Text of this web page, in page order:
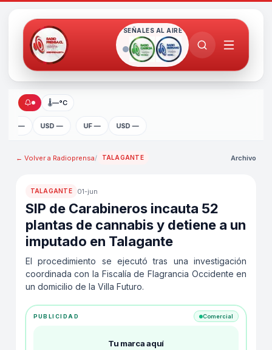
SEÑALES AL AIRE
🌡—°C
UF — USD — UF — USD —
← Volver a Radioprensa/ TALAGANTE Archivo
TALAGANTE 01-jun
SIP de Carabineros incauta 52
plantas de cannabis y detiene a un
imputado en Talagante
El procedimiento se ejecutó tras una investigación
coordinada con la Fiscalía de Flagrancia Occidente en
un domicilio de la Villa Futuro.
PUBLICIDAD Comercial
Tu marca aquí